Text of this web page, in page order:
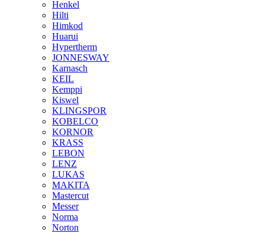
Henkel
Hilti
Himkod
Huarui
Hypertherm
JONNESWAY
Karnasch
KEIL
Kemppi
Kiswel
KLINGSPOR
KOBELCO
KORNOR
KRASS
LEBON
LENZ
LUKAS
MAKITA
Mastercut
Messer
Norma
Norton